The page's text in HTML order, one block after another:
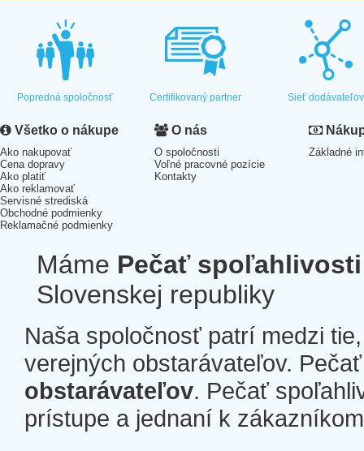
Popredná spoločnosť Certifikovaný partner Sieť dodávateľov
Všetko o nákupe
Ako nakupovať
Cena dopravy
Ako platiť
Ako reklamovať
Servisné strediská
Obchodné podmienky
Reklamačné podmienky
O nás
O spoločnosti
Voľné pracovné pozície
Kontakty
Základné
Máme Pečať spoľahlivosti
Slovenskej republiky
Naša spoločnosť patrí medzi
verejných obstarávateľov.
obstarávateľov. Pečať
prístupe a jednaní k